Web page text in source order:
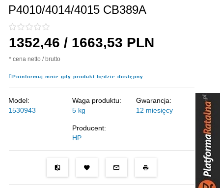
P4010/4014/4015 CB389A
1352,46 / 1663,53 PLN
* cena netto / brutto
Poinformuj mnie gdy produkt będzie dostępny
Model:
1530943
Waga produktu:
5 kg
Gwarancja:
12 miesięcy
Producent:
HP